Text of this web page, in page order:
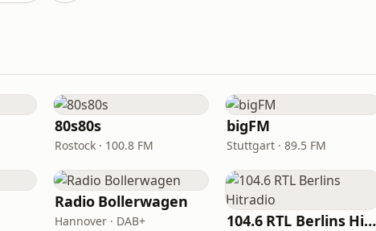
80s80s
Rostock · 100.8 FM
bigFM
Stuttgart · 89.5 FM
Radio Bollerwagen
Hannover · DAB+ 104.6 RTL Berlins Hitradio